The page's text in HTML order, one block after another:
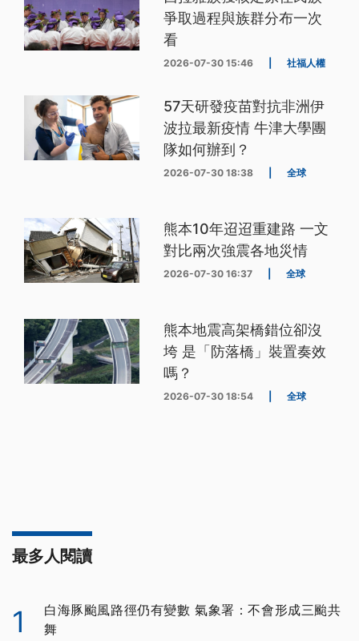
爭取過程與族群分布一次
看
2026-07-30 15:46 社福人權
57天研發疫苗對抗非洲伊
波拉最新疫情 牛津大學團
隊如何辦到？
2026-07-30 18:38 全球
熊本10年迢迢重建路 一文
對比兩次強震各地災情
2026-07-30 16:37 全球
熊本地震高架橋錯位卻沒
垮 是「防落橋」裝置奏效
嗎？
2026-07-30 18:54 全球
最多人閱讀
1
白海豚颱風路徑仍有變數 氣象署：不會形成三颱共
舞